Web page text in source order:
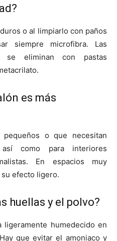
o al limpiarlo con paños
siempre microfibra. Las
se eliminan con pastas
es más
o que necesitan
como para interiores
En espacios muy
efecto ligero.
huellas y el polvo?
humedecido en
que evitar el amoniaco y